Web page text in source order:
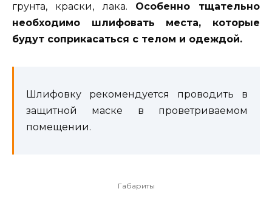
грунта, краски, лака. Особенно тщательно
необходимо шлифовать места, которые
будут соприкасаться с телом и одеждой.
Шлифовку рекомендуется проводить в
защитной маске в проветриваемом
помещении.
Габариты